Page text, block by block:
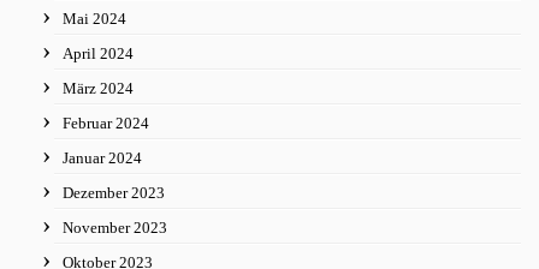
Mai 2024
April 2024
März 2024
Februar 2024
Januar 2024
Dezember 2023
November 2023
Oktober 2023